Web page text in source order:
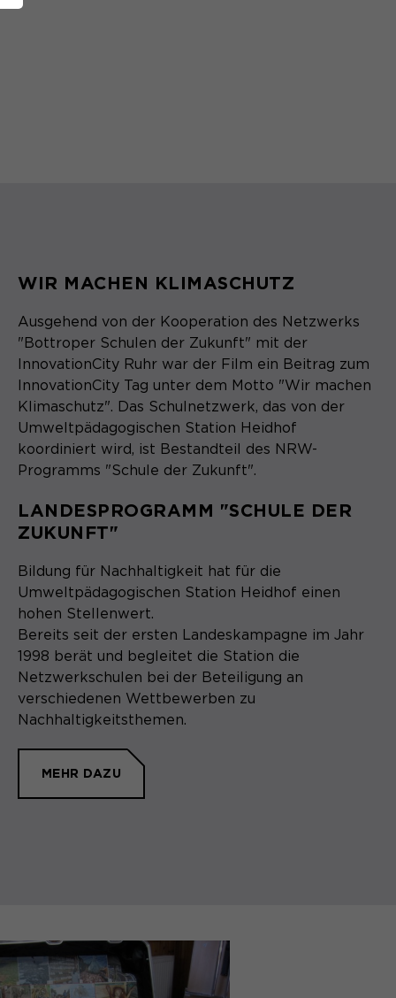
WIR MACHEN KLIMASCHUTZ
Ausgehend von der Kooperation des Netzwerks
"Bottroper Schulen der Zukunft" mit der
InnovationCity Ruhr war der Film ein Beitrag zum
InnovationCity Tag unter dem Motto "Wir machen
Klimaschutz". Das Schulnetzwerk, das von der
Umweltpädagogischen Station Heidhof
koordiniert wird, ist Bestandteil des NRW-
Programms "Schule der Zukunft".
LANDESPROGRAMM "SCHULE DER
ZUKUNFT"
Bildung für Nachhaltigkeit hat für die
Umweltpädagogischen Station Heidhof einen
hohen Stellenwert.
Bereits seit der ersten Landeskampagne im Jahr
1998 berät und begleitet die Station die
Netzwerkschulen bei der Beteiligung an
verschiedenen Wettbewerben zu
Nachhaltigkeitsthemen.
MEHR DAZU